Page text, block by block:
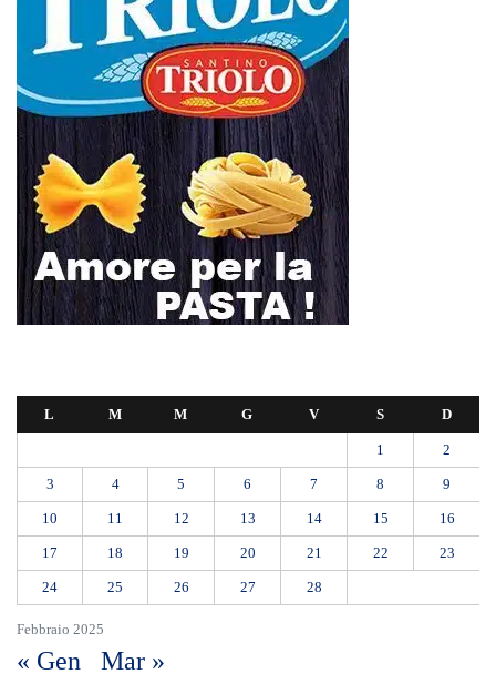
Febbraio 2025
L M M G V S D
1 2
3 4 5 6 7 8 9
10 11 12 13 14 15 16
17 18 19 20 21 22 23
24 25 26 27 28
« Gen Mar »